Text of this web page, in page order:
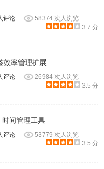
评论
58374 次人浏览
3.7 分
效率管理扩展
评论
26984 次人浏览
3.5 分
间管理工具
评论
53779 次人浏览
3.5 分